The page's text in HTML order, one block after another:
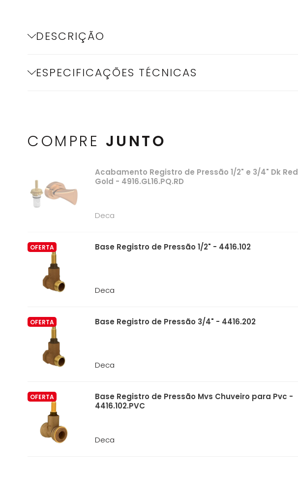
DESCRIÇÃO
ESPECIFICAÇÕES TÉCNICAS
COMPRE JUNTO
Acabamento Registro de Pressão 1/2" e 3/4" Dk Red
Gold - 4916.GL16.PQ.RD
Deca
OFERTA Base Registro de Pressão 1/2" - 4416.102
Deca
OFERTA Base Registro de Pressão 3/4" - 4416.202
Deca
OFERTA
Base Registro de Pressão Mvs Chuveiro para Pvc -
4416.102.PVC
Deca